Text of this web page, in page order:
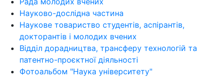
Науково-дослідна частина
Наукове товариство студентів, аспірантів,
докторантів і молодих вчених
Відділ дорадництва, трансферу технологій та
патентно-проєктної діяльності
Фотоальбом "Наука університету"